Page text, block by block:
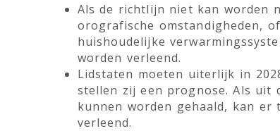
Als de richtlijn niet kan worden
orografische omstandigheden,
huishoudelijke
worden verleend.
Lidstaten moeten uiterlijk in
stellen zij een prognose. Als uit
kunnen worden gehaald, kan er
verleend.